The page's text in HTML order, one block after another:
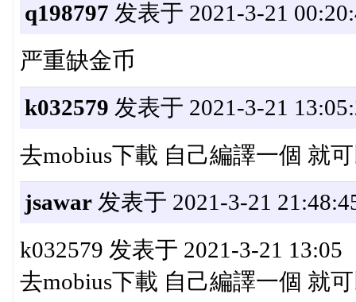
q198797 发表于 2021-3-21
严重缺金币
k032579 发表于 2021-3-21
去mobius下載 自己編譯一個 就
jsawar发表于 2021-3-21
k032579 发表于 2021-3-21 13:05
去mobius下載 自己編譯一個 就